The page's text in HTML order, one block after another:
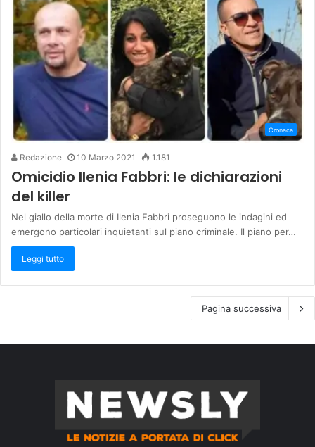
Cronaca
Redazione 10 Marzo 2021 1.181
Omicidio Ilenia Fabbri: le dichiarazioni
del killer
Nel giallo della morte di Ilenia Fabbri proseguono le indagini ed
emergono particolari inquietanti sul piano criminale. Il piano per…
Leggi tutto
Pagina successiva